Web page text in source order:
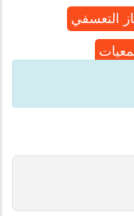
التعسفي